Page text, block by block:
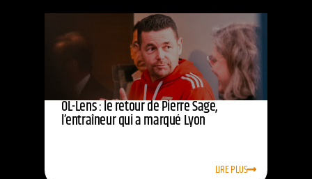
OL-Lens : le retour de Pierre Sage,
l’entraîneur qui a marqué Lyon
LIRE PLUS